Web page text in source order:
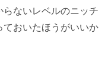
ないレベルのニッチ
おいたほうがいいか